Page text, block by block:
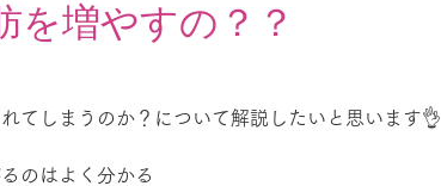
を増やすの？？
てしまうのか？について解説したいと思います👌
のはよく分かる